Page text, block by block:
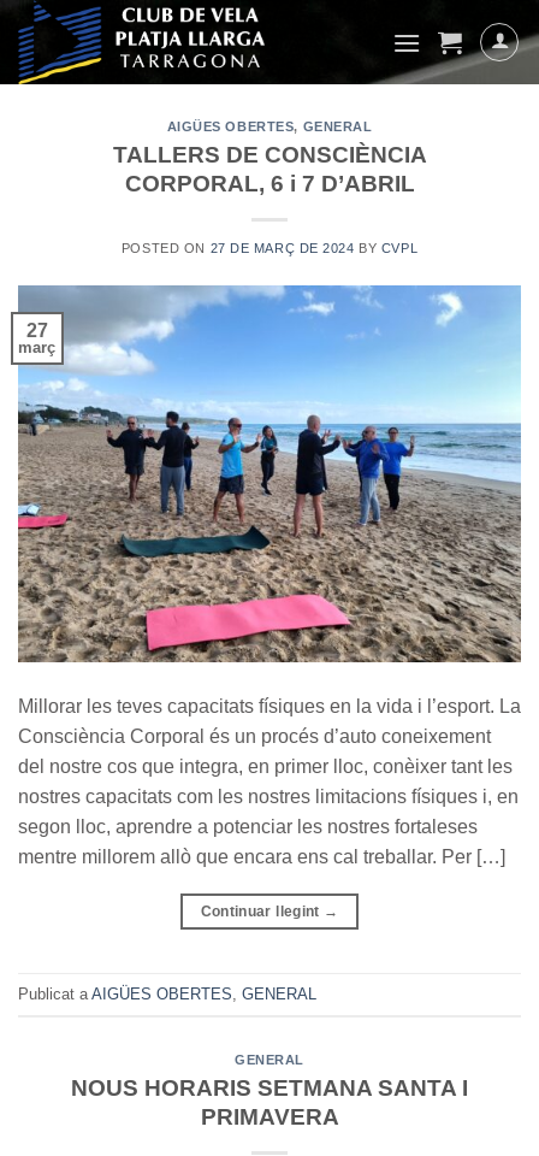
Skip
content
AIGÜES OBERTES, GENERAL
TALLERS DE CONSCIÈNCIA
CORPORAL, 6 i 7 D’ABRIL
POSTED ON 27 DE MARÇ DE 2024 BY CVPL
27
març
Millorar les teves capacitats físiques en la vida i l’esport. La
Consciència Corporal és un procés d’auto coneixement
del nostre cos que integra, en primer lloc, conèixer tant les
nostres capacitats com les nostres limitacions físiques i, en
segon lloc, aprendre a potenciar les nostres fortaleses
mentre millorem allò que encara ens cal treballar. Per […]
Continuar llegint →
Publicat a AIGÜES OBERTES GENERAL
GENERAL
NOUS HORARIS SETMANA SANTA I
PRIMAVERA